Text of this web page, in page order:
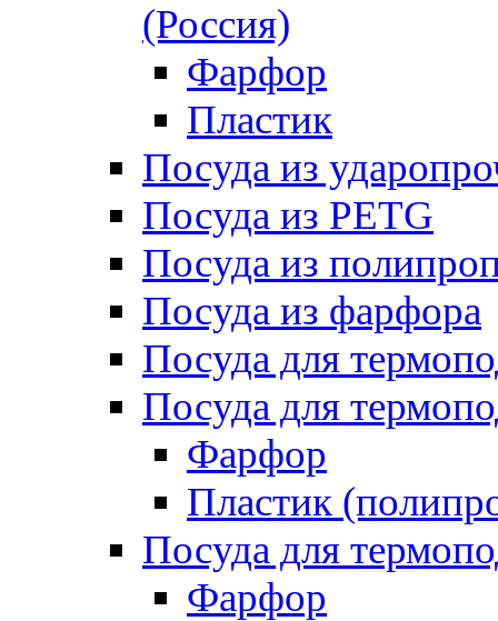
(Россия)
Фарфор
Пластик
Посуда из
Посуда из PETG
Посуда из
Посуда из фарфора
Посуда для
Посуда для
Фарфор
Пластик
Посуда для
Фарфор